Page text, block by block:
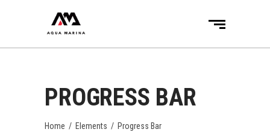
PROGRESS BAR
Home / Elements / Progress Bar